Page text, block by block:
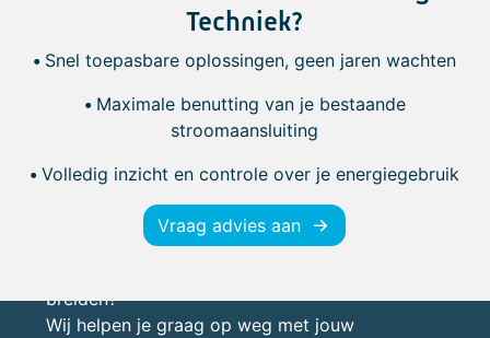
Techniek?
• Snel toepasbare oplossingen, geen jaren wachten
• Maximale benutting van je bestaande
stroomaansluiting
•Volledig inzicht en controle over je energiegebruik
Vraag advies aan
Netaansluiting groot genoeg?
breiden?
Wij helpen je graag op weg met jouw